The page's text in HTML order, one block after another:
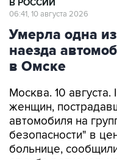
Умерла одна
наезда
в Омске
Москва. 10 августа.
автомобиля на
безопасности" в
больнице,
службе
понедельник.